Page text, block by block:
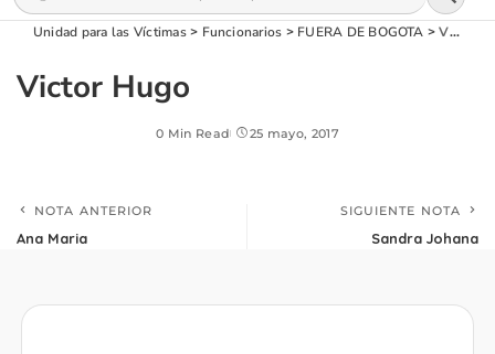
Unidad para las Víctimas> Funcionarios > FUERA DE BOGOTA >Victor Hugo
Victor Hugo
0 Min Read 25 mayo, 2017
NOTA ANTERIOR
Ana Maria
SIGUIENTE NOTA
Sandra Johana